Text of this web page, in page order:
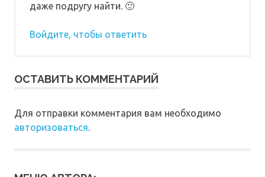
даже подругу найти. 🙂
Войдите, чтобы ответить
ОСТАВИТЬ КОММЕНТАРИЙ
Для отправки комментария вам необходимо
авторизоваться.